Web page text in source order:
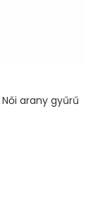
Női arany gyűrű